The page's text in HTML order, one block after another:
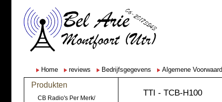
Home reviews Bedrijfsgegevens Algemene
Produkten
CB Radio's Per Merk/
TTI - TCB-H100